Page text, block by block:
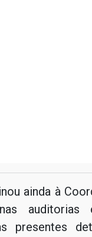
ainda à
presentes